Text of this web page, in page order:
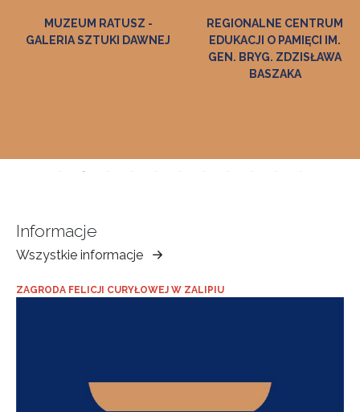
REGIONALNE CENTRUM
EDUKACJI O PAMIĘCI IM.
MUZEUM WINCENTEGO
WITOSA W
WIERZCHOSŁAWICACH
Informacje
Wszystkie informacje
Muzeum
Ziemi
Tarnowskiej
ZAGRODA FELICJI CURYŁOWEJ W ZALIPIU